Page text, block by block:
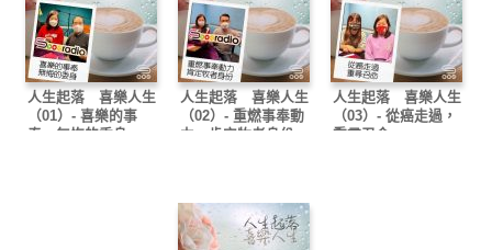
人生起落 喜樂人生
（01）- 喜樂的事
奉，無悔的委身
人生起落 喜樂人生
（02）- 重燃事奉動
力，肯定牧者身份
人生起落 喜樂人生
（03）- 從癌走過，
重尋召命